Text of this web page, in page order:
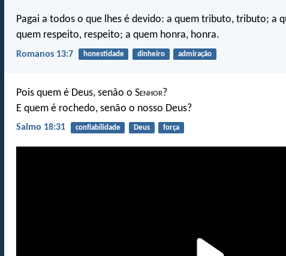
Pagai a todos o que lhes é devido: a quem tributo, tributo; a
quem respeito, respeito; a quem honra, honra.
Romanos 13:7 honestidade dinheiro admiração
Pois quem é Deus, senão o Senhor?
E quem é rochedo, senão o nosso Deus?
Salmo 18:31 confiabilidade Deus força